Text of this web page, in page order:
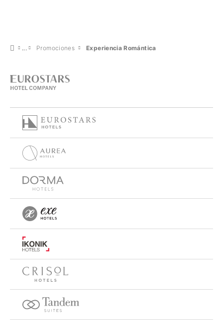
Promociones Experiencia Romántica